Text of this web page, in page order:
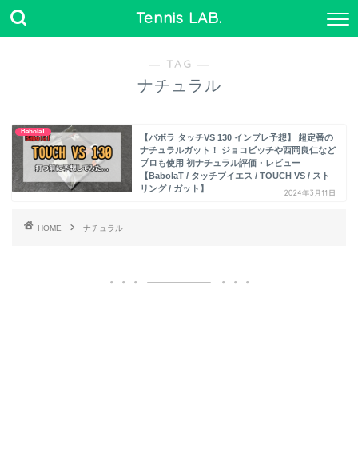
Tennis LAB.
― TAG ―
ナチュラル
BabolaT
【バボラ タッチVS 130 インプレ予想】 超定番の
ナチュラルガット！ ジョコビッチや西岡良仁など
プロも使用 初ナチュラル評価・レビュー
【BabolaT / タッチブイエス / TOUCH VS / スト
リング / ガット】
2024年3月11日
HOME ナチュラル